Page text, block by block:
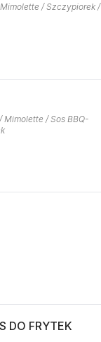
/ Szczypiorek /
/ Sos BBQ-
DO FRYTEK